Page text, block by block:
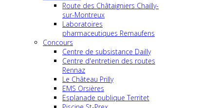
Route des Châtaigniers Chailly-
sur-Montreux
Laboratoires
pharmaceutiques Remaufens
Concours
Centre de subsistance Dailly
Centre d'entretien des routes
Rennaz
Le Château Prilly
EMS Orsières
Esplanade publique Territet